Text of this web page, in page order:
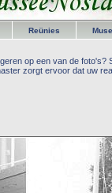
Reünies
op een van de foto's?
zorgt ervoor dat uw